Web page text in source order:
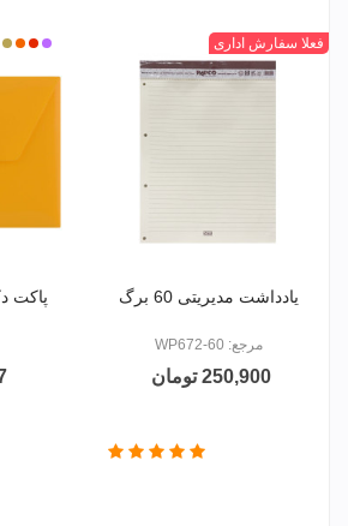
سفید
کرم
فعلا سفارش اداری
یادداشت مدیریتی 60 برگ
مرجع: WP672-60
250,900 تومان
بنفش
قرمز